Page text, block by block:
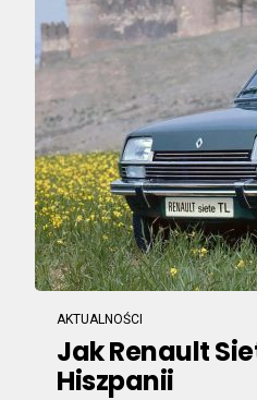
AKTUALNOŚCI
Jak Renault
Hiszpanii